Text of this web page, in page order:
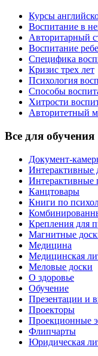
Курсы
Воспитание в
Авторитарный
Воспитание
Специфика
Кризис трех лет
Психология
Способы
Хитрости
Авторитетный
Все для обучения
Документ-
Интерактивные
Интерактивные
Канцтовары
Книги по
Крепления для
Магнитные
Медицина
Медицинская
Меловые доски
О здоровье
Обучение
Презентации и
Проекторы
Проекционные
Флипчарты
Юридическая